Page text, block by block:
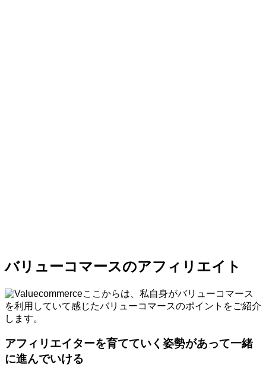
バリューコマースのアフィリエイト
ここからは、私自身がバリューコマース
を利用していて感じたバリューコマースのポイントをご紹介
します。
アフィリエイターを育てていく姿勢があって一緒
に進んでいける